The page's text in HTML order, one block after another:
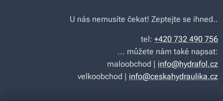
U nás nemusíte čekat! Zeptejte se ihned..
tel: +420 732 490 756
... můžete nám také napsat:
maloobchod | info@hydrafol.cz
velkoobchod | info@ceskahydraulika.cz